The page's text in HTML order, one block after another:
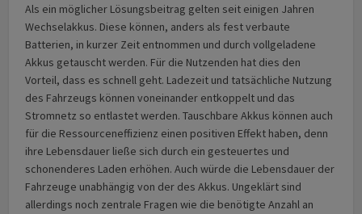
Als ein möglicher Lösungsbeitrag gelten seit einigen Jahren
Wechselakkus. Diese können, anders als fest verbaute
Batterien, in kurzer Zeit entnommen und durch vollgeladene
Akkus getauscht werden. Für die Nutzenden hat dies den
Vorteil, dass es schnell geht. Ladezeit und tatsächliche Nutzung
des Fahrzeugs können voneinander entkoppelt und das
Stromnetz so entlastet werden. Tauschbare Akkus können auch
für die Ressourcen­effizienz einen positiven Effekt haben, denn
ihre Lebensdauer ließe sich durch ein gesteuertes und
schonenderes Laden erhöhen. Auch würde die Lebensdauer der
Fahrzeuge unabhängig von der des Akkus. Ungeklärt sind
allerdings noch zentrale Fragen wie die benötigte Anzahl an